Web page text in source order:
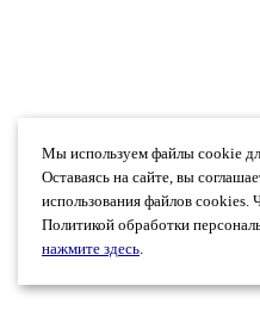
Мы используем файлы cookie
Оставаясь на сайте, вы
использования файлов cookies.
Политикой обработки
нажмите здесь.